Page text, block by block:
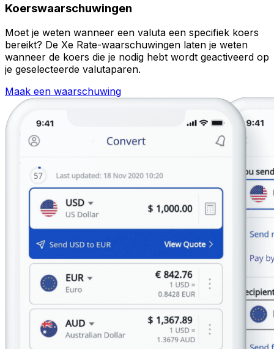
Koerswaarschuwingen
Moet je weten wanneer een valuta een specifiek koers
bereikt? De Xe Rate-waarschuwingen laten je weten
wanneer de koers die je nodig hebt wordt geactiveerd op
je geselecteerde valutaparen.
Maak een waarschuwing